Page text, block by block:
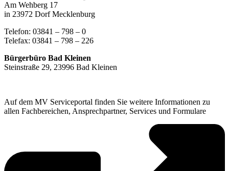
Am Wehberg 17
in 23972 Dorf Mecklenburg
Telefon: 03841 – 798 – 0
Telefax: 03841 – 798 – 226
Bürgerbüro Bad Kleinen
Steinstraße 29, 23996 Bad Kleinen
Auf dem MV Serviceportal finden Sie weitere Informationen zu
allen Fachbereichen, Ansprechpartner, Services und Formulare